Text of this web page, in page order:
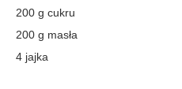
200 g cukru
200 g masła
4 jajka